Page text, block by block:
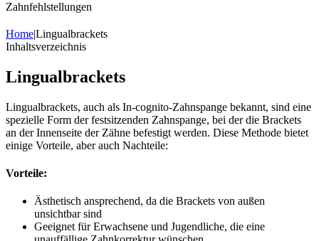
Zahnfehlstellungen
Home|Lingualbrackets
Inhaltsverzeichnis
Lingualbrackets
Lingualbrackets, auch als In-cognito-Zahnspange bekannt, sind eine
spezielle Form der festsitzenden Zahnspange, bei der die Brackets
an der Innenseite der Zähne befestigt werden. Diese Methode bietet
einige Vorteile, aber auch Nachteile:
Vorteile:
Ästhetisch ansprechend, da die Brackets von außen
unsichtbar sind
Geeignet für Erwachsene und Jugendliche, die eine